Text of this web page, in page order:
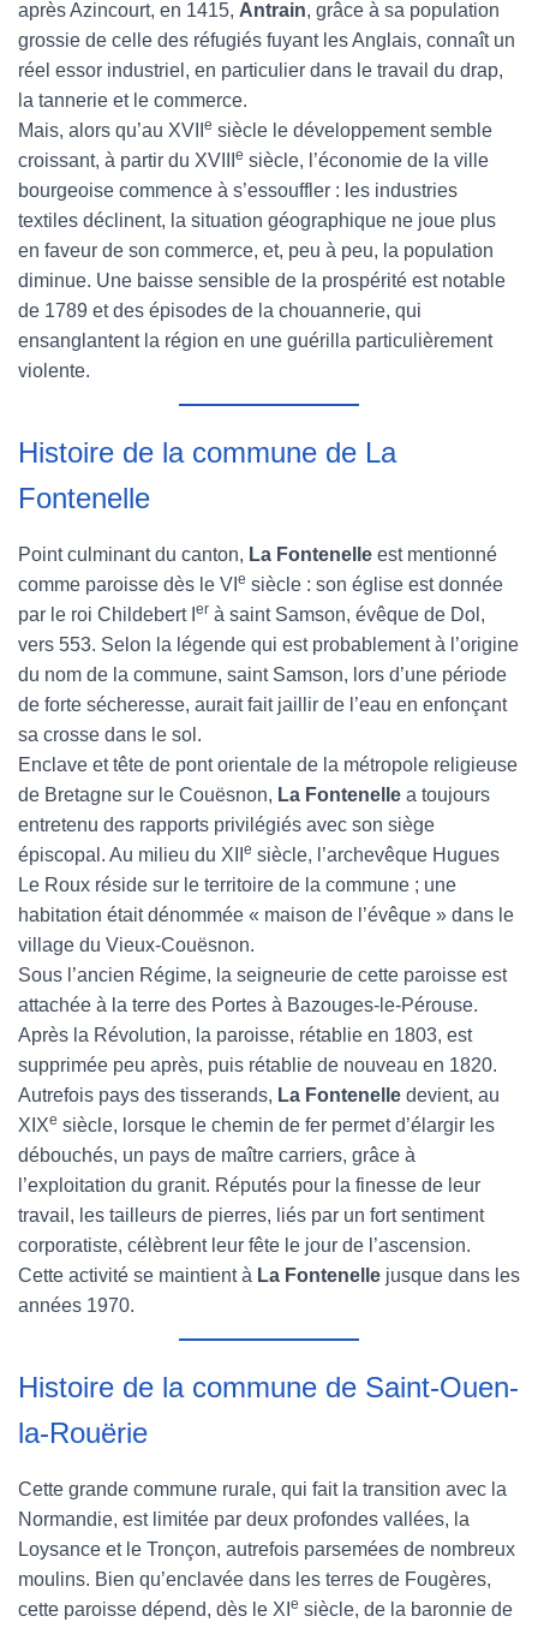
après Azincourt, en 1415, Antrain, grâce à sa population
grossie de celle des réfugiés fuyant les Anglais, connaît un
réel essor industriel, en particulier dans le travail du drap,
la tannerie et le commerce.
Mais, alors qu’au XVII e siècle le développement semble
croissant, à partir du XVIII
e siècle, l’économie de la ville
bourgeoise commence à s’essouffler : les industries
textiles déclinent, la situation géographique ne joue plus
en faveur de son commerce, et, peu à peu, la population
diminue. Une baisse sensible de la prospérité est notable
de 1789 et des épisodes de la chouannerie, qui
ensanglantent la région en une guérilla particulièrement
violente.
Histoire de la commune de La
Fontenelle
Point culminant du canton, La Fontenelle est mentionné
comme paroisse dès le VI e siècle : son église est donnée
par le roi Childebert I er à saint Samson, évêque de Dol,
vers 553. Selon la légende qui est probablement à l’origine
du nom de la commune, saint Samson, lors d’une période
de forte sécheresse, aurait fait jaillir de l’eau en enfonçant
sa crosse dans le sol.
Enclave et tête de pont orientale de la métropole religieuse
de Bretagne sur le Couësnon, La Fontenelle a toujours
entretenu des rapports privilégiés avec son siège
épiscopal. Au milieu du XII
e siècle, l’archevêque Hugues
Le Roux réside sur le territoire de la commune ; une
habitation était dénommée « maison de l’évêque » dans le
village du Vieux-Couësnon.
Sous l’ancien Régime, la seigneurie de cette paroisse est
attachée à la terre des Portes à Bazouges-le-Pérouse.
Après la Révolution, la paroisse, rétablie en 1803, est
supprimée peu après, puis rétablie de nouveau en 1820.
Autrefois pays des tisserands, La Fontenelle devient, au
XIXe siècle, lorsque le chemin de fer permet d’élargir les
débouchés, un pays de maître carriers, grâce à
l’exploitation du granit. Réputés pour la finesse de leur
travail, les tailleurs de pierres, liés par un fort sentiment
corporatiste, célèbrent leur fête le jour de l’ascension.
Cette activité se maintient à La Fontenelle jusque dans les
années 1970.
Histoire de la commune de Saint-Ouen-
la-Rouërie
Cette grande commune rurale, qui fait la transition avec la
Normandie, est limitée par deux profondes vallées, la
Loysance et le Tronçon, autrefois parsemées de nombreux
moulins. Bien qu’enclavée dans les terres de Fougères,
cette paroisse dépend, dès le XI e siècle, de la baronnie de